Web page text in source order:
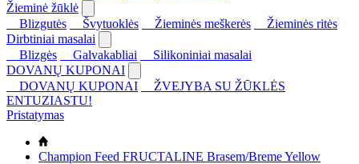
Žieminė žūklė
Blizgutės
Švytuoklės Žieminės meškerės
Žieminės ritės
Dirbtiniai masalai
Blizgės
Galvakabliai
Silikoniniai masalai
DOVANŲ KUPONAI
DOVANŲ KUPONAI
ŽVEJYBA SU ŽŪKLĖS
ENTUZIASTU!
Pristatymas
Champion Feed FRUCTALINE Brasem/Breme Yellow